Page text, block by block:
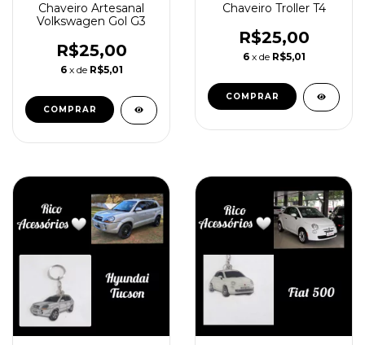
Chaveiro Artesanal
Volkswagen Gol G3
R$25,00
6 x de R$5,01
Chaveiro Troller T4
R$25,00
6 x de R$5,01